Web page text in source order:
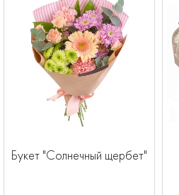
Букет "Солнечный щербет"